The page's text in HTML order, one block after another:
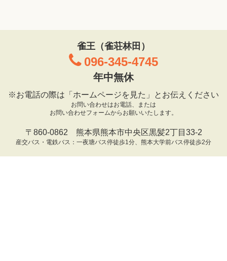
雀王（雀荘林田）
096-345-4745
年中無休
※お電話の際は「ホームページを見た」とお伝えください
お問い合わせはお電話、または
お問い合わせフォームからお願いいたします。
〒860-0862 熊本県熊本市中央区黒髪2丁目33-2
産交バス・電鉄バス：一夜塘バス停徒歩1分、熊本大学前バス停徒歩2分